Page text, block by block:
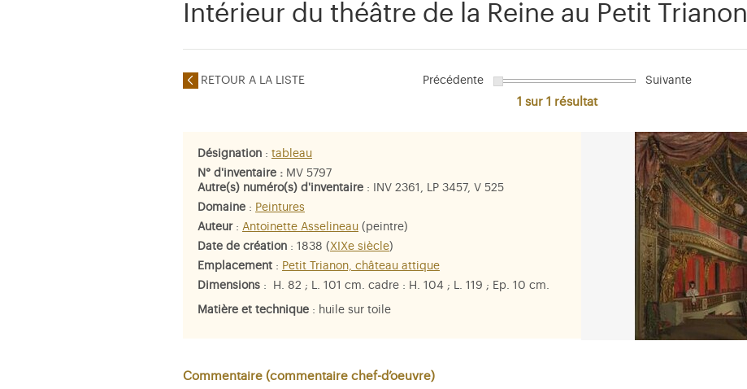
Intérieur du théâtre de la Reine au Petit Trianon
RETOUR A LA LISTE Précédente Suivante
1 sur 1 résultat
Désignation : tableau
N° d'inventaire : MV 5797
Autre(s) numéro(s) d'inventaire : INV 2361, LP 3457, V 525
Domaine : Peintures
Auteur: Antoinette Asselineau (peintre)
Date de création : 1838 ( XIXe siècle)
Emplacement : Petit Trianon, château attique
Dimensions : H. 82 ; L. 101 cm. cadre : H. 104 ; L. 119 ; Ep. 10 cm.
Matière et technique : huile sur toile
Commentaire (commentaire chef-d’oeuvre)